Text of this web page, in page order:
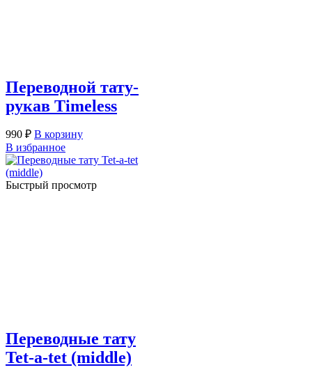
Переводной тату-
рукав Timeless
990 ₽ В корзину
В избранное
Быстрый просмотр
Переводные тату
Tet-a-tet (middle)